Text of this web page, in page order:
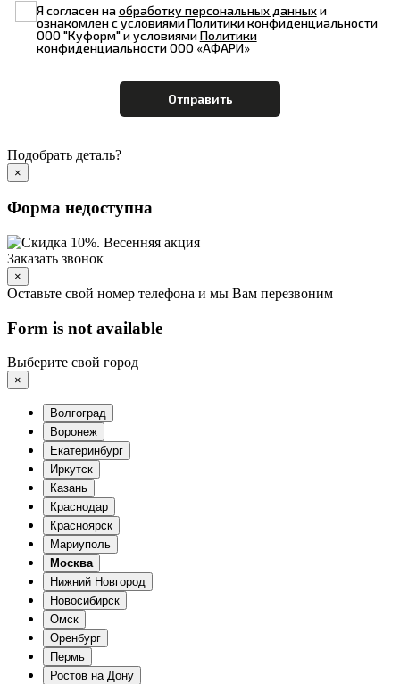
Я согласен наобработку персональных данныхи
ознакомлен с условиямиПолитики конфиденциальности
ООО "Куформ" и условиямиПолитики
конфиденциальностиООО «АФАРИ»
Подобрать деталь?
×
Форма недоступна
Заказать звонок
×
Оставьте свой номер телефона и мы Вам перезвоним
Form is not available
Выберите свой город
×
Волгоград
Воронеж
Екатеринбург
Иркутск
Казань
Краснодар
Красноярск
Мариуполь
Москва
Нижний Новгород
Новосибирск
Омск
Оренбург
Пермь
Ростов на Дону